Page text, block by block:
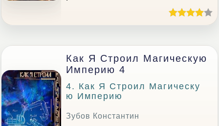
Как Я Строил Магическую
Империю 4
4. Как Я Строил Магическу
Ю Империю
Зубов Константин